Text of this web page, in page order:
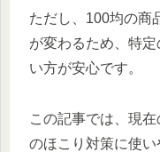
ただし、100均の商
が変わるため、特
い方が安心です。
この記事では、現
のほこり対策に使